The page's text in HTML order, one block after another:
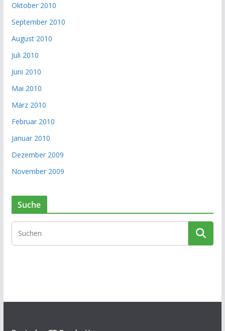
Oktober 2010
September 2010
August 2010
Juli 2010
Juni 2010
Mai 2010
März 2010
Februar 2010
Januar 2010
Dezember 2009
November 2009
Suche